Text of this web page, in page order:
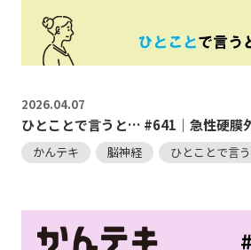
2026.04.07
ひとことで言うと… #641｜急性硬膜
かんテキ 脳神経 ひとことで言